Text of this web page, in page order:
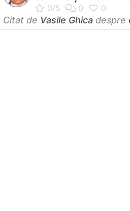
Citat de Vasile Ghica despre